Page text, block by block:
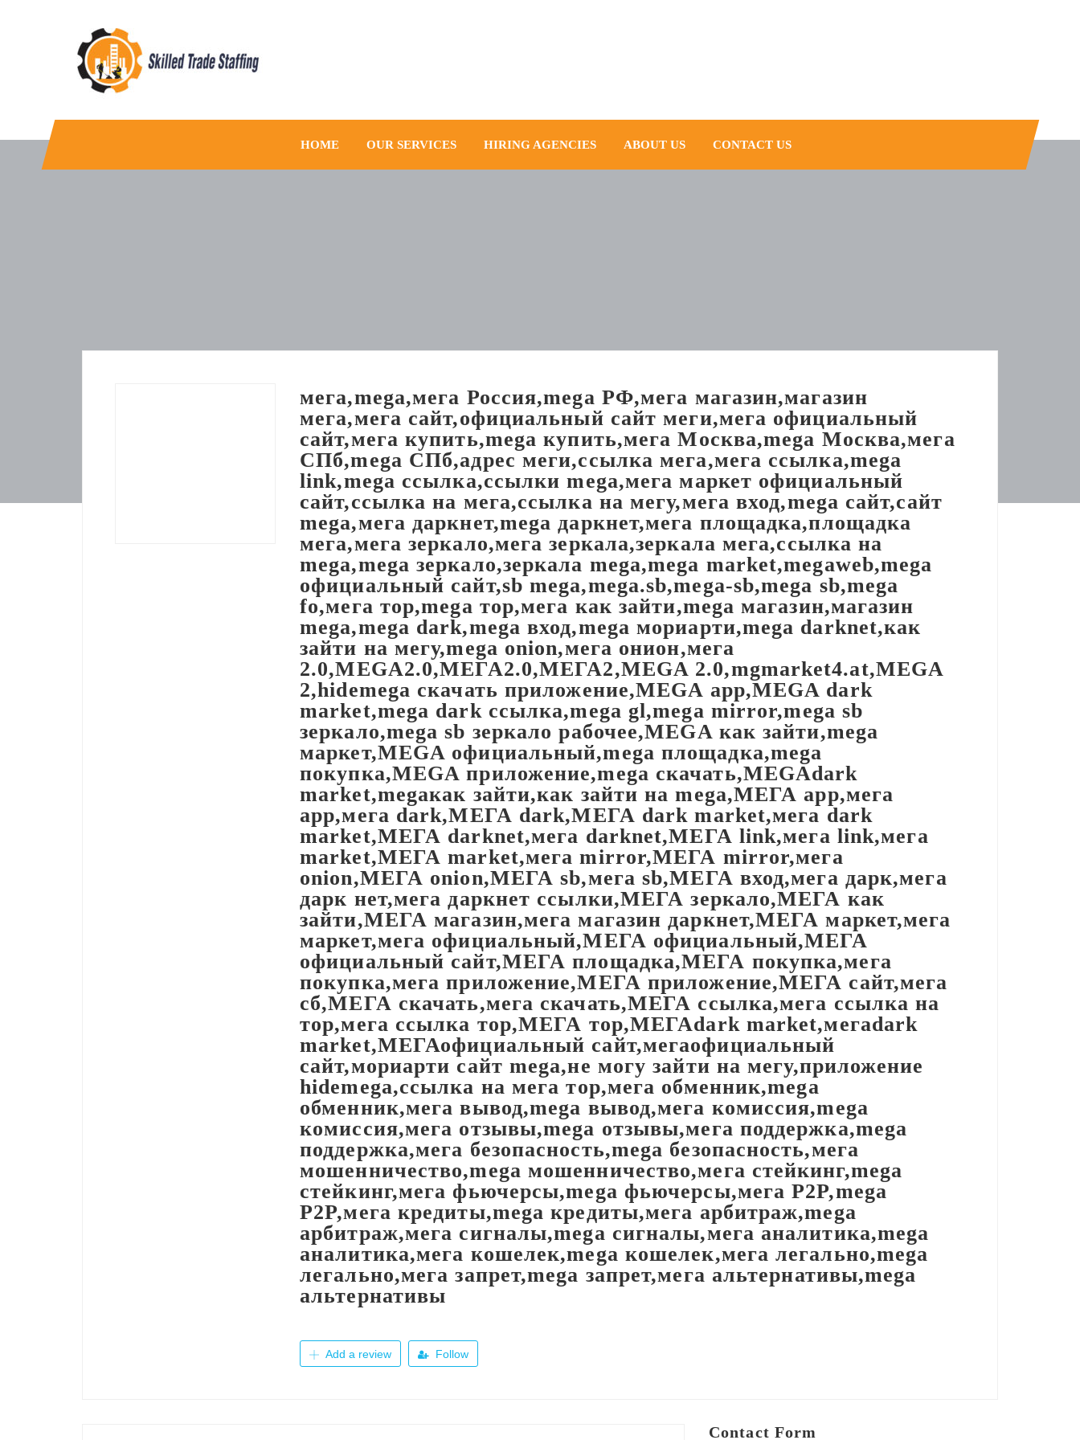
Skilled Trade Staffing
Staffing
HOME OUR SERVICES HIRING AGENCIES ABOUT US CONTACT US
мега,mega,мега Россия,mega РФ,мега магазин,магазин
мега,мега сайт,официальный сайт меги,мега официальный
сайт,мега купить,mega купить,мега Москва,mega Москва,мега
СПб,mega СПб,адрес меги,ссылка мега,мега ссылка,mega
link,mega ссылка,ссылки mega,мега маркет официальный
сайт,ссылка на мега,ссылка на мегу,мега вход,mega сайт,сайт
mega,мега даркнет,mega даркнет,мега площадка,площадка
мега,мега зеркало,мега зеркала,зеркала мега,ссылка на
mega,mega зеркало,зеркала mega,mega market,megaweb,mega
официальный сайт,sb mega,mega.sb,mega-sb,mega sb,mega
fo,мега тор,mega тор,мега как зайти,mega магазин,магазин
mega,mega dark,mega вход,mega мориарти,mega darknet,как
зайти на мегу,mega onion,мега онион,мега
2.0,MEGA2.0,МЕГА2.0,МЕГА2,MEGA 2.0,mgmarket4.at,MEGA
2,hidemega скачать приложение,MEGA app,MEGA dark
market,mega dark ссылка,mega gl,mega mirror,mega sb
зеркало,mega sb зеркало рабочее,MEGA как зайти,mega
маркет,MEGA официальный,mega площадка,mega
покупка,MEGA приложение,mega скачать,MEGAdark
market,megaкак зайти,как зайти на mega,МЕГА app,мега
app,мега dark,МЕГА dark,МЕГА dark market,мега dark
market,МЕГА darknet,мега darknet,МЕГА link,мега link,мега
market,МЕГА market,мега mirror,МЕГА mirror,мега
onion,МЕГА onion,МЕГА sb,мега sb,МЕГА вход,мега дарк,мега
дарк нет,мега даркнет ссылки,МЕГА зеркало,МЕГА как
зайти,МЕГА магазин,мега магазин даркнет,МЕГА маркет,мега
маркет,мега официальный,МЕГА официальный,МЕГА
официальный сайт,МЕГА площадка,МЕГА покупка,мега
покупка,мега приложение,МЕГА приложение,МЕГА сайт,мега
сб,МЕГА скачать,мега скачать,МЕГА ссылка,мега ссылка на
тор,мега ссылка тор,МЕГА тор,МЕГАdark market,мегаdark
market,МЕГАофициальный сайт,мегаофициальный
сайт,мориарти сайт mega,не могу зайти на мегу,приложение
hidemega,ссылка на мега тор,мега обменник,mega
обменник,мега вывод,mega вывод,мега комиссия,mega
комиссия,мега отзывы,mega отзывы,мега поддержка,mega
поддержка,мега безопасность,mega безопасность,мега
мошенничество,mega мошенничество,мега стейкинг,mega
стейкинг,мега фьючерсы,mega фьючерсы,мега P2P,mega
P2P,мега кредиты,mega кредиты,мега арбитраж,mega
арбитраж,мега сигналы,mega сигналы,мега аналитика,mega
аналитика,мега кошелек,mega кошелек,мега легально,mega
легально,мега запрет,mega запрет,мега альтернативы,mega
альтернативы
Add a review Follow
Contact Form